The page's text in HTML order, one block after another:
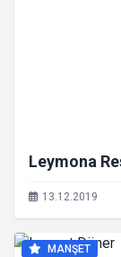
Leymona
13.12.2019
MANŞET